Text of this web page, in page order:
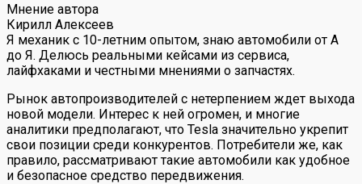
Мнение автора
Кирилл Алексеев
Я механик с 10-летним опытом, знаю автомобили от А
до Я. Делюсь реальными кейсами из сервиса,
лайфхаками и честными мнениями о запчастях.
Рынок автопроизводителей с нетерпением ждет выхода
новой модели. Интерес к ней огромен, и многие
аналитики предполагают, что Tesla значительно укрепит
свои позиции среди конкурентов. Потребители же, как
правило, рассматривают такие автомобили как удобное
и безопасное средство передвижения.